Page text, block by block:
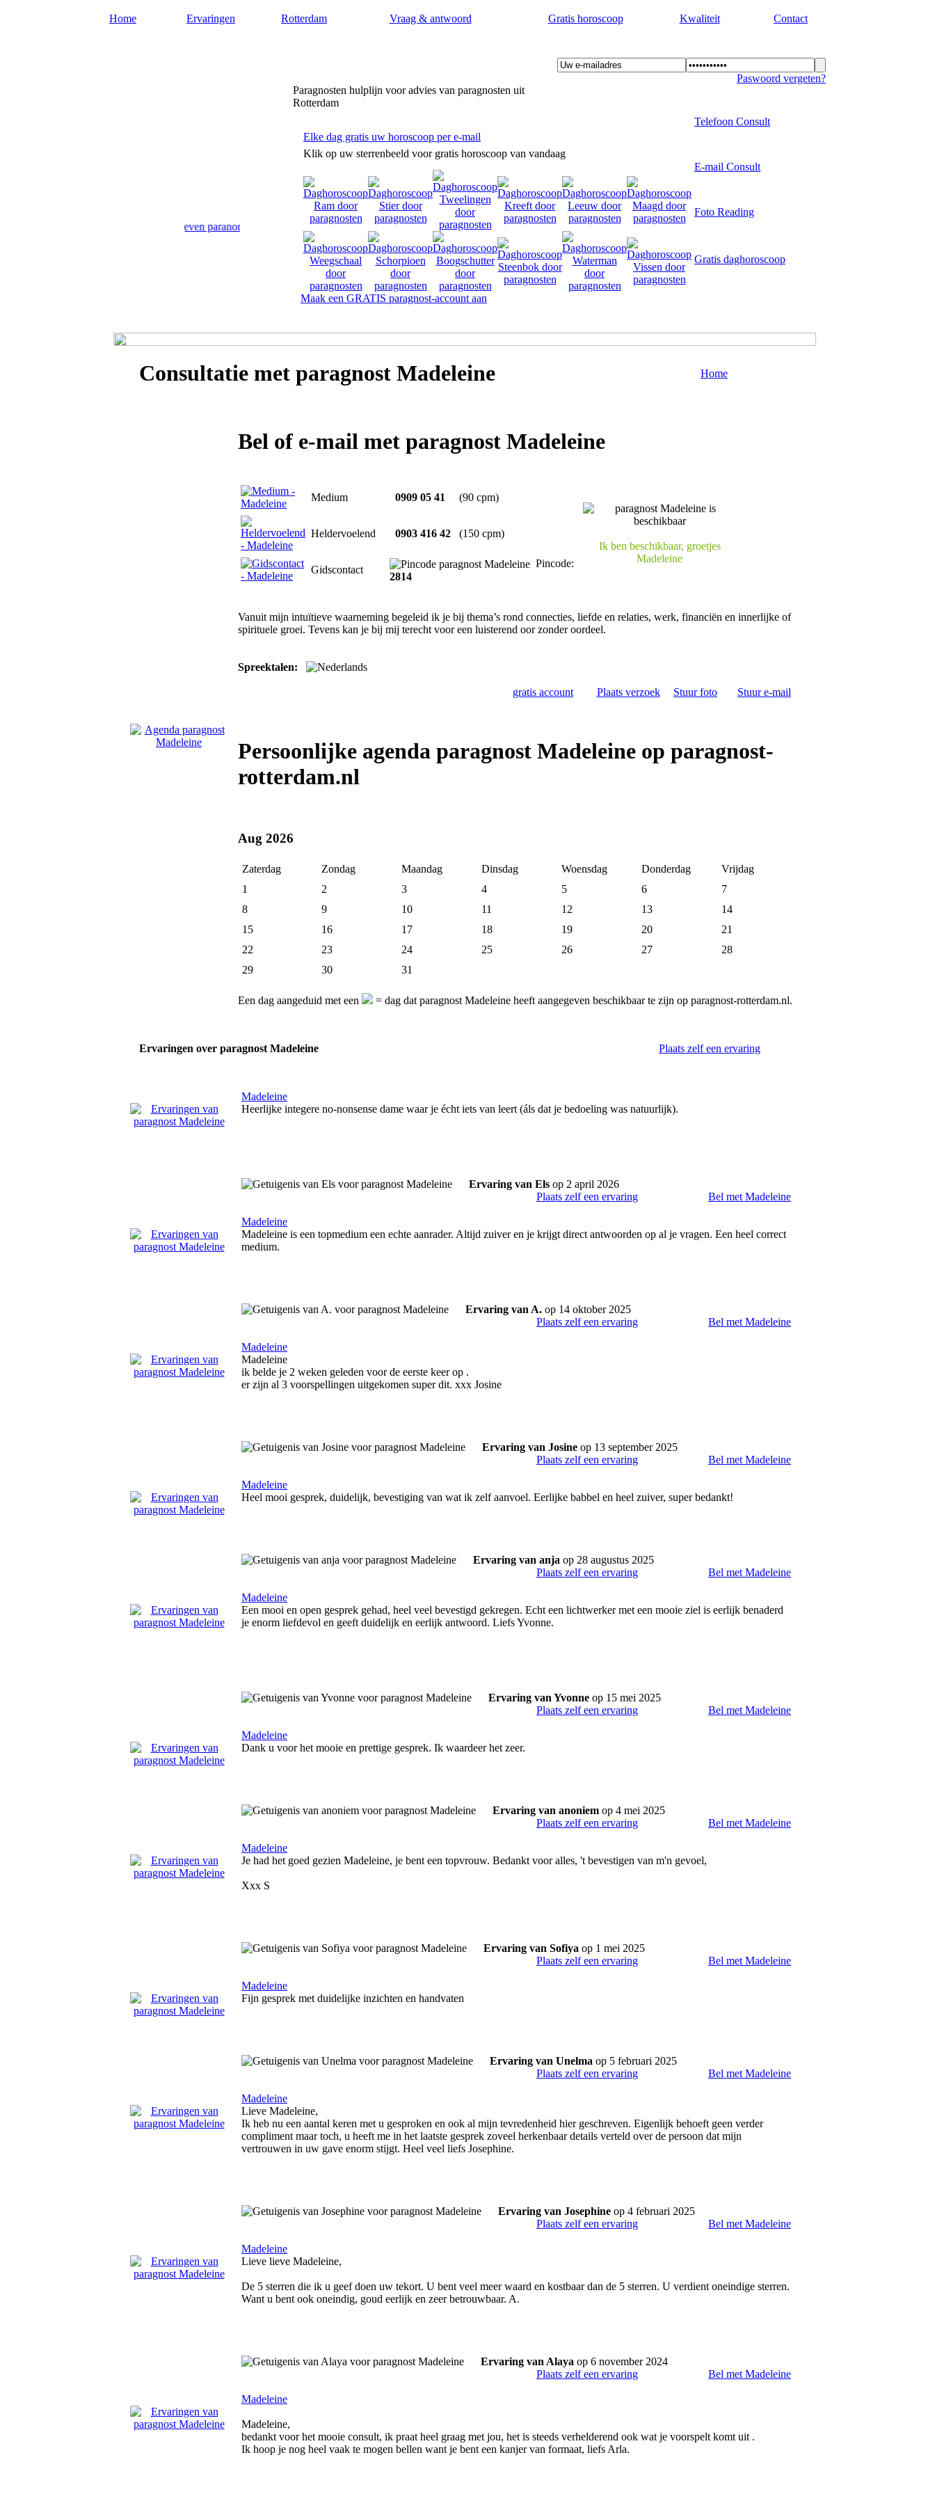
Home Ervaringen Rotterdam Vraag & antwoord Gratis horoscoop Kwaliteit Contact
Paragnosten hulplijn voor advies van paragnosten uit
Rotterdam
Paswoord vergeten?
paragnosten uit Rotterdam geven paranormaal advies en antwoord op uw levensvragen.
Elke dag gratis uw horoscoop per e-mail
Klik op uw sterrenbeeld voor gratis horoscoop van vandaag
Maak een GRATIS paragnost-account aan
Telefoon Consult
E-mail Consult
Foto Reading
Gratis daghoroscoop
Consultatie met paragnost Madeleine Home
Bel of e-mail met paragnost Madeleine
Medium 0909 05 41 (90 cpm)
Ik ben beschikbaar, groetjes
Madeleine
Heldervoelend 0903 416 42 (150 cpm)
Gidscontact
Pincode:
2814
Vanuit mijn intuïtieve waarneming begeleid ik je bij thema’s rond connecties, liefde en relaties, werk, financiën en innerlijke of
spirituele groei. Tevens kan je bij mij terecht voor een luisterend oor zonder oordeel.
Spreektalen:
gratis account Plaats verzoek Stuur foto Stuur e-mail
Persoonlijke agenda paragnost Madeleine op paragnost-
rotterdam.nl
Aug 2026
Zaterdag Zondag Maandag Dinsdag Woensdag Donderdag
Vrijdag
1
2 3 4 5 6
7
8
9 10 11 12 13
14
15
16 17 18 19 20
21
22
23 24 25 26 27
28
29
30 31
Een dag aangeduid met een = dag dat paragnost Madeleine heeft aangegeven beschikbaar te zijn op paragnost-rotterdam.nl.
Ervaringen over paragnost Madeleine Plaats zelf een ervaring
Madeleine
Heerlijke integere no-nonsense dame waar je écht iets van leert (áls dat je bedoeling was natuurlijk).
Ervaring van Els op 2 april 2026
Plaats zelf een ervaring
Bel met Madeleine
Madeleine
Madeleine is een topmedium een echte aanrader. Altijd zuiver en je krijgt direct antwoorden op al je vragen. Een heel correct
medium.
Ervaring van A. op 14 oktober 2025
Plaats zelf een ervaring
Bel met Madeleine
Madeleine
Madeleine
ik belde je 2 weken geleden voor de eerste keer op .
er zijn al 3 voorspellingen uitgekomen super dit. xxx Josine
Ervaring van Josine op 13 september 2025
Plaats zelf een ervaring
Bel met Madeleine
Madeleine
Heel mooi gesprek, duidelijk, bevestiging van wat ik zelf aanvoel. Eerlijke babbel en heel zuiver, super bedankt!
Ervaring van anja op 28 augustus 2025
Plaats zelf een ervaring
Bel met Madeleine
Madeleine
Een mooi en open gesprek gehad, heel veel bevestigd gekregen. Echt een lichtwerker met een mooie ziel is eerlijk benaderd
je enorm liefdevol en geeft duidelijk en eerlijk antwoord. Liefs Yvonne.
Ervaring van Yvonne op 15 mei 2025
Plaats zelf een ervaring
Bel met Madeleine
Madeleine
Dank u voor het mooie en prettige gesprek. Ik waardeer het zeer.
Ervaring van anoniem op 4 mei 2025
Plaats zelf een ervaring
Bel met Madeleine
Madeleine
Je had het goed gezien Madeleine, je bent een topvrouw. Bedankt voor alles, 't bevestigen van m'n gevoel,
Xxx S
Ervaring van Sofiya op 1 mei 2025
Plaats zelf een ervaring
Bel met Madeleine
Madeleine
Fijn gesprek met duidelijke inzichten en handvaten
Ervaring van Unelma op 5 februari 2025
Plaats zelf een ervaring
Bel met Madeleine
Madeleine
Lieve Madeleine,
Ik heb nu een aantal keren met u gesproken en ook al mijn tevredenheid hier geschreven. Eigenlijk behoeft geen verder
compliment maar toch, u heeft me in het laatste gesprek zoveel herkenbaar details verteld over de persoon dat mijn
vertrouwen in uw gave enorm stijgt. Heel veel liefs Josephine.
Ervaring van Josephine op 4 februari 2025
Plaats zelf een ervaring
Bel met Madeleine
Madeleine
Lieve lieve Madeleine,
De 5 sterren die ik u geef doen uw tekort. U bent veel meer waard en kostbaar dan de 5 sterren. U verdient oneindige sterren.
Want u bent ook oneindig, goud eerlijk en zeer betrouwbaar. A.
Ervaring van Alaya op 6 november 2024
Plaats zelf een ervaring
Bel met Madeleine
Madeleine
Madeleine,
bedankt voor het mooie consult, ik praat heel graag met jou, het is steeds verhelderend ook wat je voorspelt komt uit .
Ik hoop je nog heel vaak te mogen bellen want je bent een kanjer van formaat, liefs Arla.